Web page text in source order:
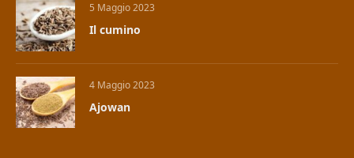
5 Maggio 2023
Il cumino
4 Maggio 2023
Ajowan